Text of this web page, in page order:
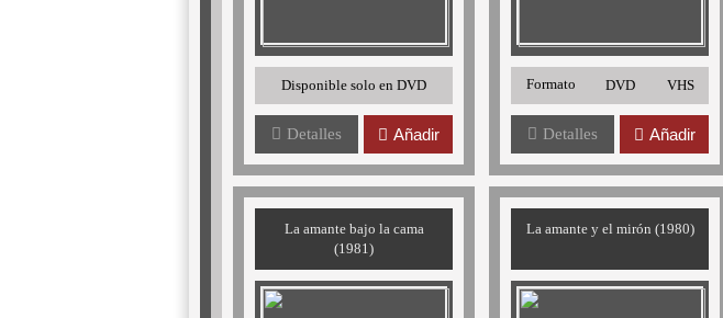
Disponible solo en DVD
Detalles Añadir
Formato DVD VHS
Detalles Añadir
La amante bajo la cama
(1981)
La amante y el mirón (1980)